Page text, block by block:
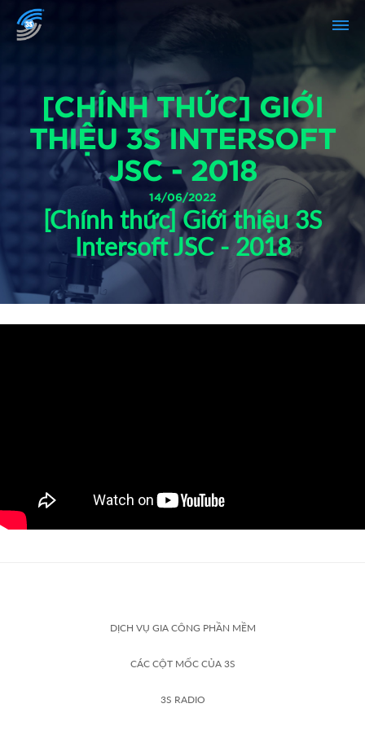
[CHÍNH THỨC] GIỚI
THIỆU 3S INTERSOFT
JSC - 2018
14/06/2022
[Chính thức] Giới thiệu 3S
Intersoft JSC - 2018
DỊCH VỤ GIA CÔNG PHẦN MỀM
CÁC CỘT MỐC CỦA 3S
3S RADIO